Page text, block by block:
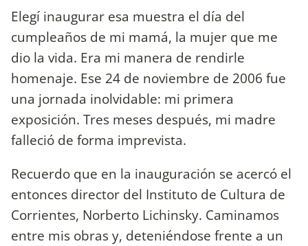
Elegí inaugurar esa muestra el día del
cumpleaños de mi mamá, la mujer que me
dio la vida. Era mi manera de rendirle
homenaje. Ese 24 de noviembre de 2006 fue
una jornada inolvidable: mi primera
exposición. Tres meses después, mi madre
falleció de forma imprevista.
Recuerdo que en la inauguración se acercó el
entonces director del Instituto de Cultura de
Corrientes, Norberto Lichinsky. Caminamos
entre mis obras y, deteniéndose frente a un